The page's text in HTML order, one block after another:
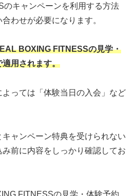
のキャンペーンを利用する方法
わせが必要になります。
BOXING FITNESSの見学・
用されます。
っては「体験当日の入会」など
ャンペーン特典を受けられない
前に内容をしっかり確認してお
FITNESSの見学・体験予約